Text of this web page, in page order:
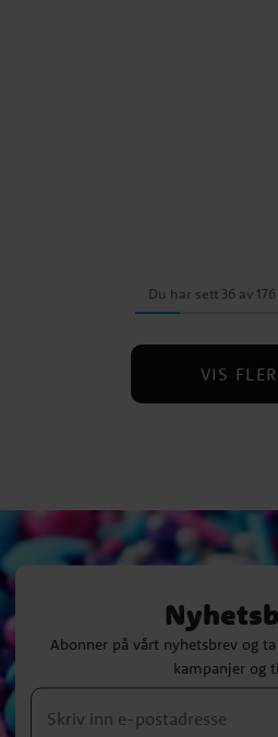
Du har sett 36 av
VIS
Abonner på vårt nyhetsbrev og
kampanjer og